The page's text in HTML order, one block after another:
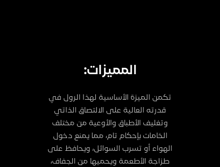
المميزات:
تكمن الميزة الأساسية لهذا الرول في
قدرته العالية على الالتصاق الذاتي
وتغليف الأطباق والأوعية من مختلف
الخامات بإحكام تام، مما يمنع دخول
الهواء أو تسرب السوائل، ويحافظ على
طزاجة الأطعمة ويحميها من الجفاف،